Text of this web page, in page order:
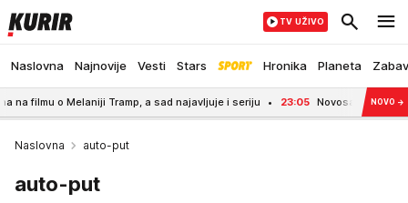
Naslovna Najnovije Vesti Stars Hronika Planeta
TV UŽIVO
o Melaniji Tramp, a sad najavljuje i seriju 23:05 Novosađanka Teodora
NOVO →
Naslovna auto-put
auto-put